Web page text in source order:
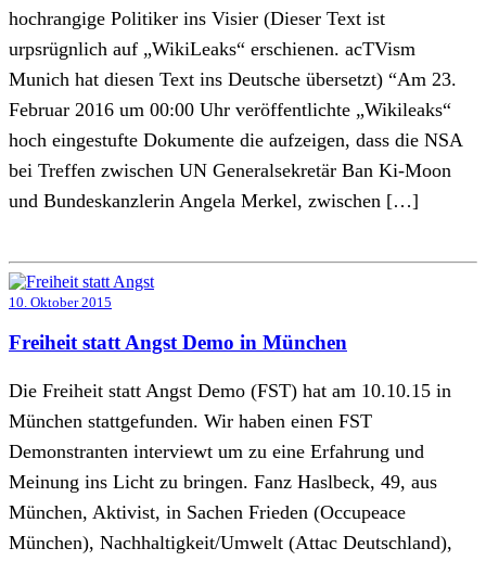
hochrangige Politiker ins Visier (Dieser Text ist
urpsrügnlich auf „WikiLeaks“ erschienen. acTVism
Munich hat diesen Text ins Deutsche übersetzt) “Am 23.
Februar 2016 um 00:00 Uhr veröffentlichte „Wikileaks“
hoch eingestufte Dokumente die aufzeigen, dass die NSA
bei Treffen zwischen UN Generalsekretär Ban Ki-Moon
und Bundeskanzlerin Angela Merkel, zwischen […]
10. Oktober 2015
Freiheit statt Angst Demo in München
Die Freiheit statt Angst Demo (FST) hat am 10.10.15 in
München stattgefunden. Wir haben einen FST
Demonstranten interviewt um zu eine Erfahrung und
Meinung ins Licht zu bringen. Fanz Haslbeck, 49, aus
München, Aktivist, in Sachen Frieden (Occupeace
München), Nachhaltigkeit/Umwelt (Attac Deutschland),